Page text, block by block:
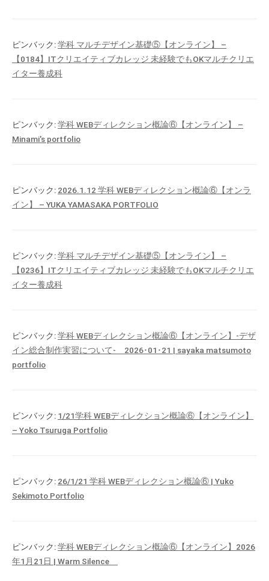
ピンバック:学科 マルチデザイン基礎⑤【オンライン】 –
【0184】ITクリエイティブカレッジ 未経験でもOKマルチクリエ
イター養成科
ピンバック:学科 WEBディレクション概論⑥【オンライン】 –
Minami's portfolio
ピンバック: 2026.1.12 学科 WEBディレクション概論⑥【オンラ
イン】 – YUKA YAMASAKA PORTFOLIO
ピンバック:学科 マルチデザイン基礎⑤【オンライン】 –
【0236】ITクリエイティブカレッジ 未経験でもOKマルチクリエ
イター養成科
ピンバック:学科 WEBディレクション概論⑥【オンライン】-デザ
イン総合制作実習について- 2026･01･21 | sayaka matsumoto
portfolio
ピンバック: 1/21学科 WEBディレクション概論⑥【オンライン】
– Yoko Tsuruga Portfolio
ピンバック: 26/1/21 学科 WEBディレクション概論⑥ | Yuko
Sekimoto Portfolio
ピンバック:学科 WEBディレクション概論⑥【オンライン】2026
年1月21日 | Warm Silence